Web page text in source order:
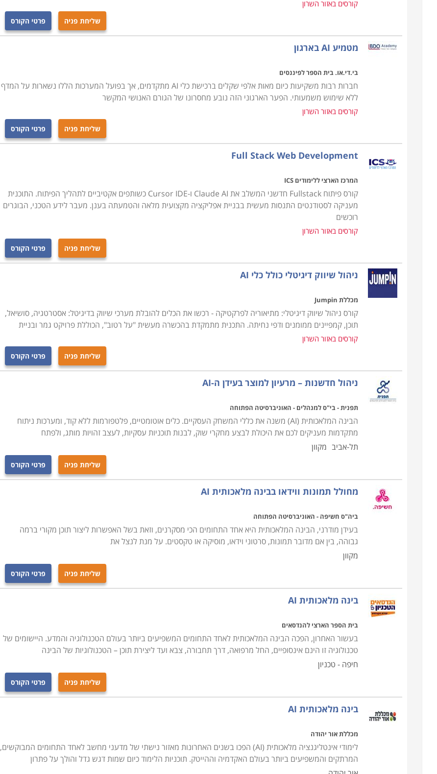
מעצם טיבה של הבינה המלאכותית היא מתפרשת על פני תחומים רבים, כך שלימודי בינה מלאכותית מתמקדים בדרך
על מנת להגיע לתוצאות
האופטימליות. הבינה המלאכותית היא העתיד, והעתיד כבר כאן. אם לא תלמדו כיצד להשתמש ב- AI תיוותרו מאחור.
קורסים באזור השרון
שליחת פניה פרטי הקורס
מטמיע AI בארגון
בי.די.או. בית הספר לפיננסים
חברות רבות משקיעות כיום מאות אלפי שקלים ברכישת כלי AI מתקדמים, אך בפועל המערכות הללו נשארות על המדף
ללא שימוש משמעותי. הפער הארגוני הזה נובע מחסרונו של הגורם האנושי המקשר
קורסים באזור השרון
שליחת פניה פרטי הקורס
Full Stack Web Development
המרכז הארצי ללימודים ICS
קורס פיתוח Fullstack חדשני המשלב את Claude AI ו-Cursor IDE כשותפים אקטיביים לתהליך הפיתוח. התוכנית
מעניקה לסטודנטים התנסות מעשית בבניית אפליקציה מקצועית מלאה והטמעתה בענן. מעבר לידע הטכני, הבוגרים
רוכשים
קורסים באזור השרון
שליחת פניה פרטי הקורס
ניהול שיווק דיגיטלי כולל כלי AI
מכללת Jumpin
קורס ניהול שיווק דיגיטלי: מתיאוריה לפרקטיקה - רכשו את הכלים להובלת מערכי שיווק בדיגיטל: אסטרטגיה, סושיאל,
תוכן, קמפיינים ממומנים ודפי נחיתה. התכנית מתמקדת בהכשרה מעשית "על רטוב", הכוללת פרויקט גמר ובניית
קורסים באזור השרון
שליחת פניה פרטי הקורס
ניהול חדשנות – מרעיון למוצר בעידן ה-AI
תפנית - בי"ס למנהלים - האוניברסיטה הפתוחה
הבינה המלאכותית (AI) משנה את כללי המשחק העסקיים. כלים אוטומטיים, פלטפורמות ללא קוד, ומערכות ניתוח
מתקדמות מעניקים לכם את היכולת לבצע מחקרי שוק, לבנות תוכניות עסקיות, לעצב זהויות מותג, ולפתח
תל-אביב מקוון
שליחת פניה פרטי הקורס
מחולל תמונות ווידאו בבינה מלאכותית AI
ביה"ס חשיפה - האוניברסיטה הפתוחה
בעידן מודרני, הבינה המלאכותית היא אחד התחומים הכי מסקרנים, וזאת בשל האפשרות ליצור תוכן מקורי ברמה
גבוהה, בין אם מדובר תמונות, סרטוני וידאו, מוסיקה או טקסטים. על מנת לנצל את
מקוון
שליחת פניה פרטי הקורס
בינה מלאכותית AI
בית הספר הארצי להנדסאים
בעשור האחרון, הפכה הבינה המלאכותית לאחד התחומים המשפיעים ביותר בעולם הטכנולוגיה והמדע. היישומים של
טכנולוגיה זו הינם אינסופיים, החל מרפואה, דרך תחבורה, צבא ועד ליצירת תוכן – הטכנולוגיות של הבינה
חיפה - טכניון
שליחת פניה פרטי הקורס
בינה מלאכותית AI
מכללת אור יהודה
לימודי אינטליגנציה מלאכותית (AI) הפכו בשנים האחרונות מאזור נישתי של מדעני מחשב לאחד התחומים המבוקשים,
המרתקים והמשפיעים ביותר בעולם האקדמיה וההייטק. תוכניות הלימוד כיום שמות דגש גדל והולך על פתרון